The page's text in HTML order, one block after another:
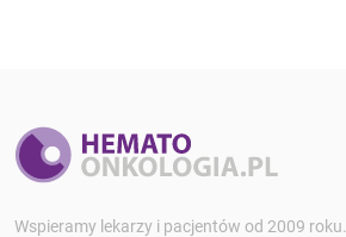
Wspieramy lekarzy i pacjentów od 2009 roku.